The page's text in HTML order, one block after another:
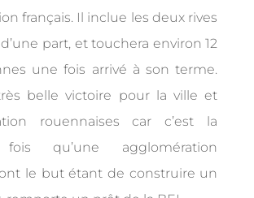
français. Il inclue les deux rives
part, et touchera environ 12
une fois arrivé à son terme.
belle victoire pour la ville et
rouennaises car c’est la
qu’une agglomération
le but étant de construire un